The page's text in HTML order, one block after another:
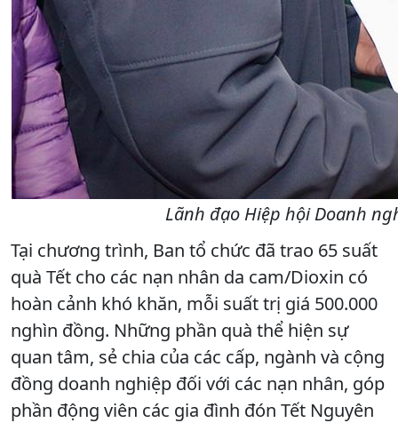
Lãnh đạo Hiệp hội Doanh
Tại chương trình, Ban tổ chức đã trao 65 suất
quà Tết cho các nạn nhân da cam/Dioxin có
hoàn cảnh khó khăn, mỗi suất trị giá 500.000
nghìn đồng. Những phần quà thể hiện sự
quan tâm, sẻ chia của các cấp, ngành và cộng
đồng doanh nghiệp đối với các nạn nhân, góp
phần động viên các gia đình đón Tết Nguyên